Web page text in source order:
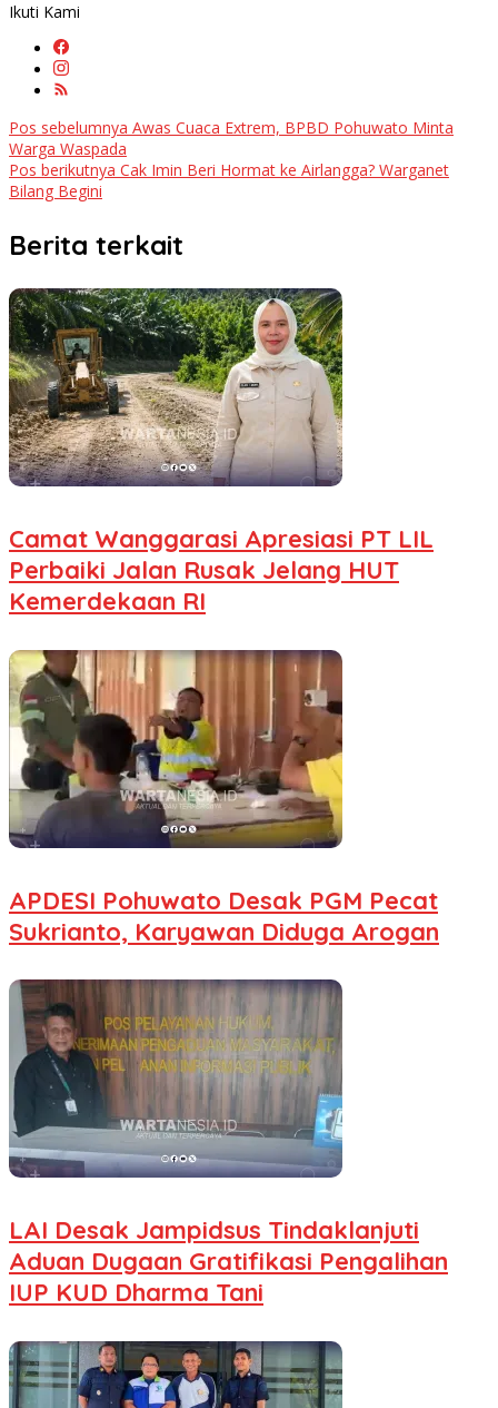
Ikuti Kami
Navigasi
pos
Pos sebelumnya Awas Cuaca Extrem, BPBD Pohuwato Minta
Warga Waspada
Pos berikutnya Cak Imin Beri Hormat ke Airlangga? Warganet
Bilang Begini
Berita terkait
Camat Wanggarasi Apresiasi PT LIL
Perbaiki Jalan Rusak Jelang HUT
Kemerdekaan RI
APDESI Pohuwato Desak PGM Pecat
Sukrianto, Karyawan Diduga Arogan
LAI Desak Jampidsus Tindaklanjuti
Aduan Dugaan Gratifikasi Pengalihan
IUP KUD Dharma Tani